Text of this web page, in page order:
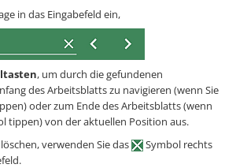
in das Eingabefeld ein,
, um durch die gefundenen
des Arbeitsblatts zu navigieren (wenn Sie
oder zum Ende des Arbeitsblatts (wenn
tippen) von der aktuellen Position aus.
verwenden Sie das
Symbol rechts